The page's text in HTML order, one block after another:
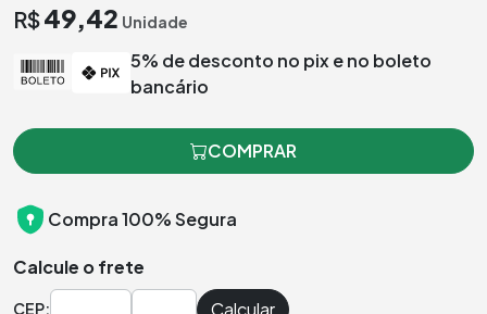
R$49,42 Unidade
5% de desconto no pix e no boleto
bancário
COMPRAR
Compra 100% Segura
Calcule o frete
CEP: Calcular